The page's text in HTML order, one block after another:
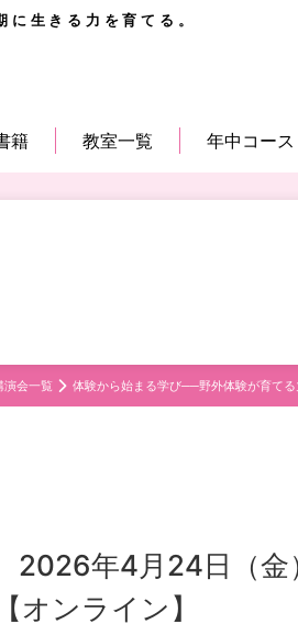
生きる力を育てる。
籍 教室一覧 年中コース
演会一覧 体験から始まる学び──野外体験が育てる
2026年4月24日（
オンライン】